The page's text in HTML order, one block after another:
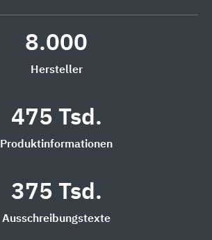
8.000
Hersteller
475 Tsd.
Produktinformationen
375 Tsd.
Ausschreibungstexte